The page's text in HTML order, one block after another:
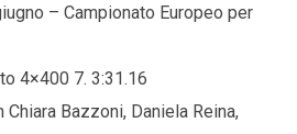
– Campionato Europeo per
4×400 7. 3:31.16
Bazzoni, Daniela Reina,